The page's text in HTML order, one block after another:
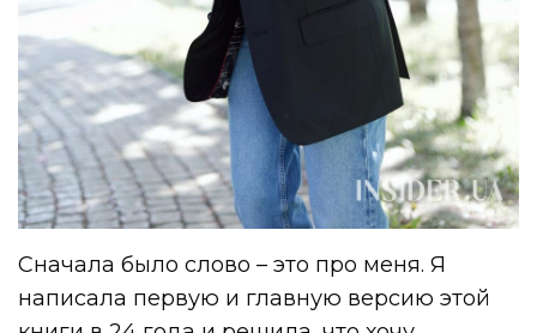
Сначала было слово – это про меня. Я
написала первую и главную версию этой